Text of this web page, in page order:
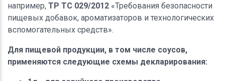
например, ТР ТС 029/2012 «Требования безопасности
пищевых добавок, ароматизаторов и технологических
вспомогательных средств».
Для пищевой продукции, в том числе соусов,
применяются следующие схемы декларирования: